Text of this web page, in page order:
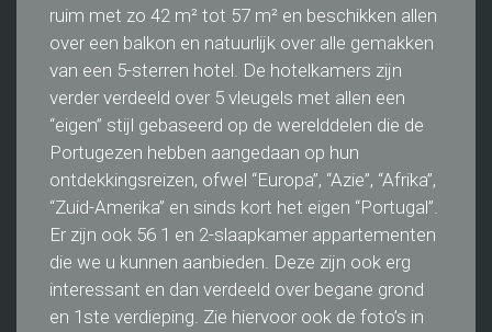
ruim met zo 42 m² tot 57 m² en beschikken allen
over een balkon en natuurlijk over alle gemakken
van een 5-sterren hotel. De hotelkamers zijn
verder verdeeld over 5 vleugels met allen een
“eigen” stijl gebaseerd op de werelddelen die de
Portugezen hebben aangedaan op hun
ontdekkingsreizen, ofwel “Europa”, “Azie”, “Afrika”,
“Zuid-Amerika” en sinds kort het eigen “Portugal”.
Er zijn ook 56 1 en 2-slaapkamer appartementen
die we u kunnen aanbieden. Deze zijn ook erg
interessant en dan verdeeld over begane grond
en 1ste verdieping. Zie hiervoor ook de foto’s in